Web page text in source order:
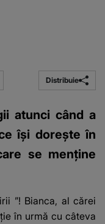
Distribuie
atunci când a
își dorește în
se menține
”! Bianca, al cărei
în urmă cu câteva